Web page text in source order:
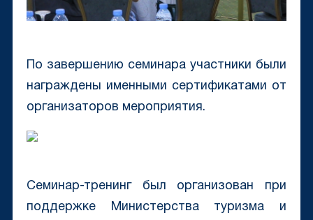
По завершению семинара участники были
награждены именными сертификатами от
организаторов мероприятия.
Семинар-тренинг был организован при
поддержке Министерства туризма и